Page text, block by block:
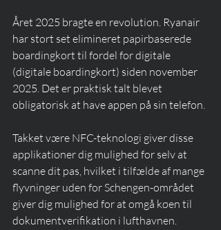
Året 2025 bragte en revolution. Ryanair
har stort set elimineret papirbaserede
boardingkort til fordel for digitale
(digitale boardingkort) siden november
2025. Det er praktisk talt blevet
obligatorisk at have appen på sin telefon.
Takket være NFC-teknologi giver disse
applikationer dig mulighed for selv at
scanne dit pas, hvilket i tilfælde af mange
flyvninger uden for Schengen-området
giver dig mulighed for at omgå køen til
dokumentverifikation i lufthavnen.